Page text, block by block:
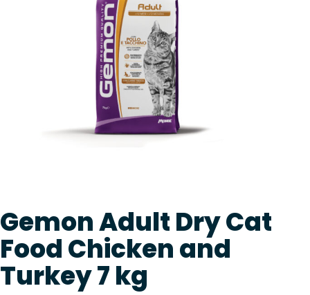
Gemon Adult Dry Cat
Food Chicken and
Turkey 7 kg